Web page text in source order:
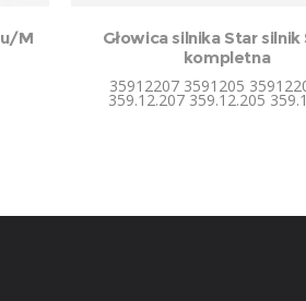
M
Głowica silnika Star silnik
kompletna
35912207 3591205
359.12.207 359.12.205